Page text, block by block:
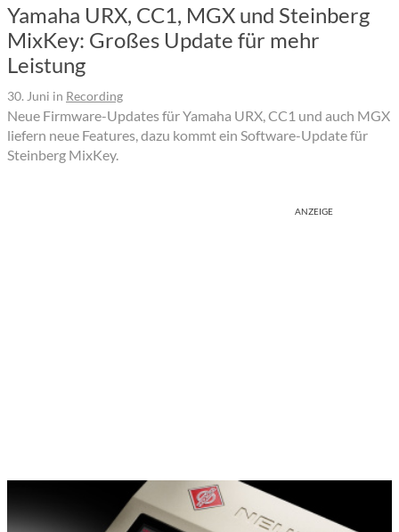
Yamaha URX, CC1, MGX und Steinberg
MixKey: Großes Update für mehr
Leistung
30. Juni in Recording
Neue Firmware-Updates für Yamaha URX, CC1 und auch MGX
liefern neue Features, dazu kommt ein Software-Update für
Steinberg MixKey.
ANZEIGE